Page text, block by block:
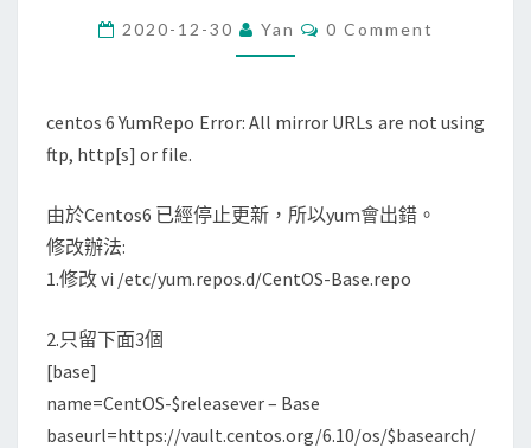
URLS
USING
OR
2020-12-30 Yan Comments
0 Comment
centos 6 YumRepo Error: All mirror URLs are not using
ftp, http[s] or file.
由於Centos6 已經停止更新，所以yum會出錯。
修改辦法:
1.修改 vi /etc/yum.repos.d/CentOS-Base.repo
2.只留下面3個
[base]
name=CentOS-$releasever – Base
baseurl=https://vault.centos.org/6.10/os/$basearch/